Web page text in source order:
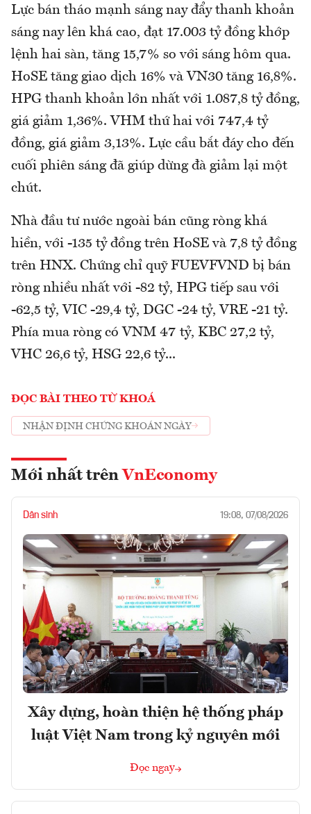
Lực bán tháo mạnh sáng nay đẩy thanh khoản
sáng nay lên khá cao, đạt 17.003 tỷ đồng khớp
lệnh hai sàn, tăng 15,7% so với sáng hôm qua.
HoSE tăng giao dịch 16% và VN30 tăng 16,8%.
HPG thanh khoản lớn nhất với 1.087,8 tỷ đồng,
giá giảm 1,36%. VHM thứ hai với 747,4 tỷ
đồng, giá giảm 3,13%. Lực cầu bắt đáy cho đến
cuối phiên sáng đã giúp dừng đà giảm lại một
chút.
Nhà đầu tư nước ngoài bán cũng ròng khá
hiền, với -135 tỷ đồng trên HoSE và 7,8 tỷ đồng
trên HNX. Chứng chỉ quỹ FUEVFVND bị bán
ròng nhiều nhất với -82 tỷ, HPG tiếp sau với
-62,5 tỷ, VIC -29,4 tỷ, DGC -24 tỷ, VRE -21 tỷ.
Phía mua ròng có VNM 47 tỷ, KBC 27,2 tỷ,
VHC 26,6 tỷ, HSG 22,6 tỷ...
ĐỌC BÀI THEO TỪ KHOÁ
NHẬN ĐỊNH CHỨNG KHOÁN NGÀY
Mới nhất trên VnEconomy
Dân sinh 19:08, 07/08/2026
Xây dựng, hoàn thiện hệ thống pháp
luật Việt Nam trong kỷ nguyên mới
Đọc ngay